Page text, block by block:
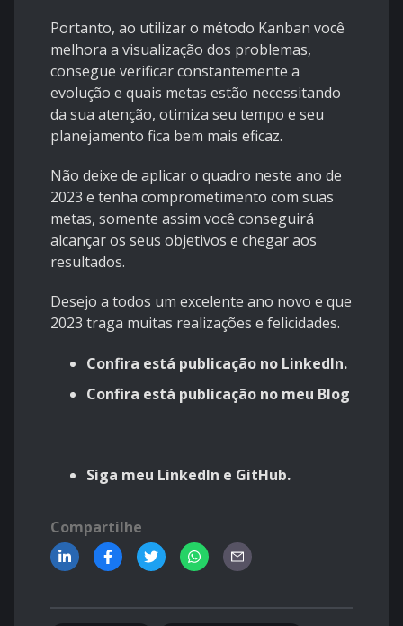
Portanto, ao utilizar o método Kanban você
melhora a visualização dos problemas,
consegue verificar constantemente a
evolução e quais metas estão necessitando
da sua atenção, otimiza seu tempo e seu
planejamento fica bem mais eficaz.
Não deixe de aplicar o quadro neste ano de
2023 e tenha comprometimento com suas
metas, somente assim você conseguirá
alcançar os seus objetivos e chegar aos
resultados.
Desejo a todos um excelente ano novo e que
2023 traga muitas realizações e felicidades.
Confira está publicação no LinkedIn.
Confira está publicação no meu Blog
Siga meu LinkedIn e GitHub.
Compartilhe